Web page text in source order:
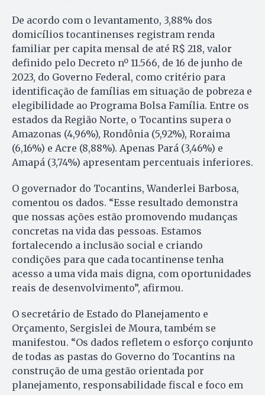
De acordo com o levantamento, 3,88% dos
domicílios tocantinenses registram renda
familiar per capita mensal de até R$ 218, valor
definido pelo Decreto nº 11.566, de 16 de junho de
2023, do Governo Federal, como critério para
identificação de famílias em situação de pobreza e
elegibilidade ao Programa Bolsa Família. Entre os
estados da Região Norte, o Tocantins supera o
Amazonas (4,96%), Rondônia (5,92%), Roraima
(6,16%) e Acre (8,88%). Apenas Pará (3,46%) e
Amapá (3,74%) apresentam percentuais inferiores.
O governador do Tocantins, Wanderlei Barbosa,
comentou os dados. “Esse resultado demonstra
que nossas ações estão promovendo mudanças
concretas na vida das pessoas. Estamos
fortalecendo a inclusão social e criando
condições para que cada tocantinense tenha
acesso a uma vida mais digna, com oportunidades
reais de desenvolvimento”, afirmou.
O secretário de Estado do Planejamento e
Orçamento, Sergislei de Moura, também se
manifestou. “Os dados refletem o esforço conjunto
de todas as pastas do Governo do Tocantins na
construção de uma gestão orientada por
planejamento, responsabilidade fiscal e foco em